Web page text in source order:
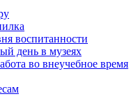
воспитанности
день в музеях
во внеучебное время